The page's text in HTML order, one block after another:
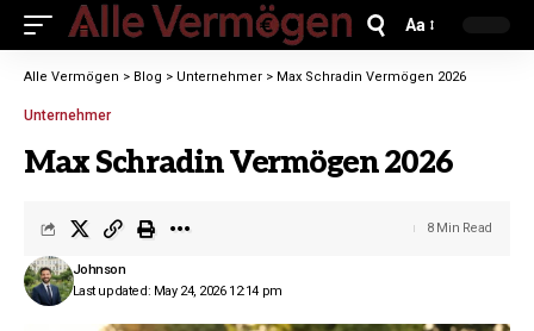
Aa
Alle Vermögen > Blog > Unternehmer > Max Schradin Vermögen 2026
Unternehmer
Max Schradin Vermögen 2026
Last updated: May 24, 2026 12:14 pm
Johnson
8 Min Read